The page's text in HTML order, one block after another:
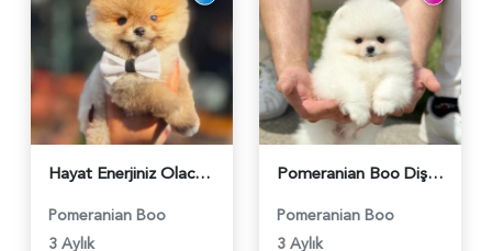
Hayat Enerjiniz Olacak Pomeranian Boo Bebekler - 6033
Pomeranian Boo
3 Aylık
Pomeranian Boo Dişi 3 Aylık Safkan Güzelliğimiz - 6026
Pomeranian Boo
3 Aylık